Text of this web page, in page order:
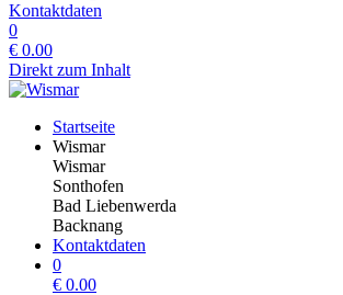
Kontaktdaten
0
€ 0.00
Direkt zum Inhalt
Startseite
Wismar
Wismar
Sonthofen
Bad Liebenwerda
Backnang
Kontaktdaten
0
€ 0.00